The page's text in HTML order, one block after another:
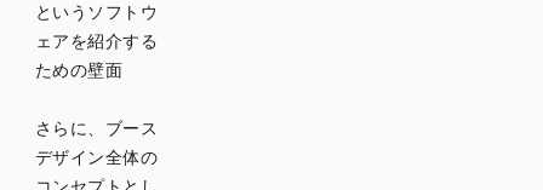
というソフトウ
ェアを紹介する
ための壁面
さらに、ブース
デザイン全体の
コンセプトとし